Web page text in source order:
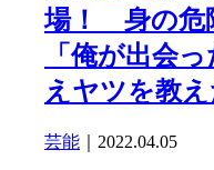
場！ 身の危
「俺が出会
えヤツを教え
芸能 ｜2022.04.05